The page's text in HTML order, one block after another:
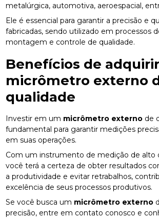
metalúrgica, automotiva, aeroespacial,
Ele é essencial para garantir a precisão e
fabricadas, sendo utilizado em processos
montagem e controle de qualidade.
Benefícios de
micrômetro externo
qualidade
Investir em um micrômetro externo de
fundamental para garantir medições
em suas operações.
Com um instrumento de medição de alto
você terá a certeza de obter resultados
a produtividade e evitar retrabalhos,
excelência de seus processos produtivos.
Se você busca um micrômetro externo
precisão, entre em contato conosco e